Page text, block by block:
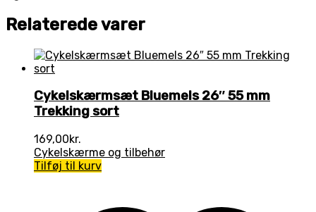
Relaterede varer
Cykelskærmsæt Bluemels 26″ 55 mm
Trekking sort
169,00kr.
Cykelskærme og tilbehør
Tilføj til kurv